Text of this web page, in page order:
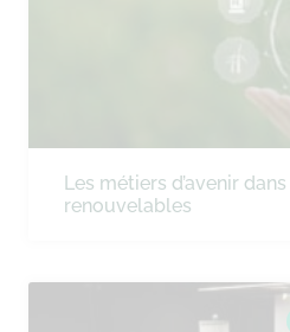
Les métiers d’avenir
renouvelables